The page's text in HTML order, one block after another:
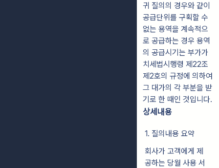
귀 질의의 경우와 같이
공급단위를 구획할 수
없는 용역을 계속적으
로 공급하는 경우 용역
의 공급시기는 부가가
치세법시행령 제22조
제2호의 규정에 의하여
그 대가의 각 부분을 받
기로 한 때인 것입니다.
상세내용
1. 질의내용 요약
회사가 고객에게 제
공하는 당월 사용 서